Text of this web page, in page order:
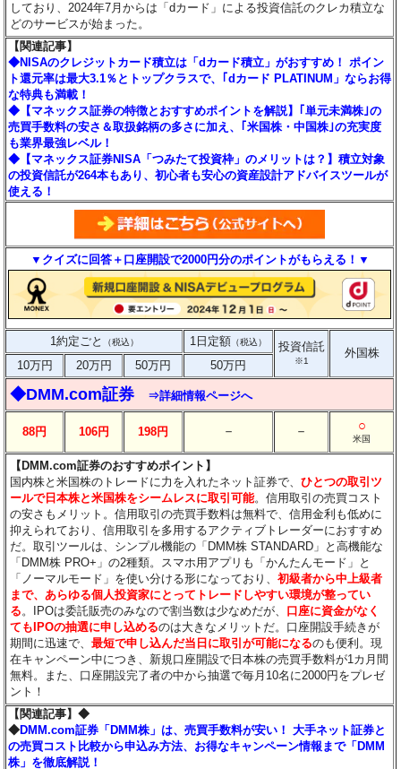
しており、2024年7月からは「dカード」による投資信託のクレカ積立な
どのサービスが始まった。
【関連記事】
◆NISAのクレジットカード積立は「dカード積立」がおすすめ！ ポイン
ト還元率は最大3.1％とトップクラスで、｢dカード PLATINUM」ならお得
な特典も満載！
◆【マネックス証券の特徴とおすすめポイントを解説】｢単元未満株｣の
売買手数料の安さ＆取扱銘柄の多さに加え、｢米国株・中国株｣の充実度
も業界最強レベル！
◆【マネックス証券NISA「つみたて投資枠」のメリットは？】積立対象
の投資信託が264本もあり、初心者も安心の資産設計アドバイスツールが
使える！
▼クイズに回答＋口座開設で2000円分のポイントがもらえる！▼
1約定ごと （税込） 1日定額 （税込） 投資信託
※1
外国株
10万円
20万円 50万円 50万円
◆DMM.com証券 ⇒詳細情報ページへ
88円 106円 198円 － － ○
米国
【DMM.com証券のおすすめポイント】
国内株と米国株のトレードに力を入れたネット証券で、ひとつの取引ツ
ールで日本株と米国株をシームレスに取引可能。信用取引の売買コスト
の安さもメリット。信用取引の売買手数料は無料で、信用金利も低めに
抑えられており、信用取引を多用するアクティブトレーダーにおすすめ
だ。取引ツールは、シンプル機能の「DMM株 STANDARD」と高機能な
「DMM株 PRO+」の2種類。スマホ用アプリも「かんたんモード」と
「ノーマルモード」を使い分ける形になっており、初級者から中上級者
まで、あらゆる個人投資家にとってトレードしやすい環境が整ってい
る。IPOは委託販売のみなので割当数は少なめだが、 口座に資金がなく
てもIPOの抽選に申し込めるのは大きなメリットだ。口座開設手続きが
期間に迅速で、最短で申し込んだ当日に取引が可能になるのも便利。現
在キャンペーン中につき、新規口座開設で日本株の売買手数料が1カ月間
無料。また、口座開設完了者の中から抽選で毎月10名に2000円をプレゼ
ント！
【関連記事】◆
◆DMM.com証券「DMM株」は、売買手数料が安い！ 大手ネット証券と
の売買コスト比較から申込み方法、お得なキャンペーン情報まで「DMM
株」を徹底解説！